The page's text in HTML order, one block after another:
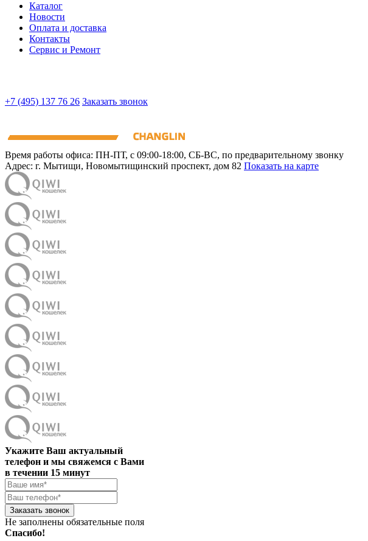
Каталог
Новости
Оплата и доставка
Контакты
Сервис и Ремонт
+7 (495) 137 76 26 Заказать звонок
Время работы офиса: ПН-ПТ, с 09:00-18:00, СБ-ВС, по предварительному звонку
Адрес: г. Мытищи, Новомытищинский проспект, дом 82 Показать на карте
Укажите Ваш актуальный
телефон и мы свяжемся с Вами
в течении 15 минут
Заказать звонок
Не заполнены обязательные поля
Спасибо!